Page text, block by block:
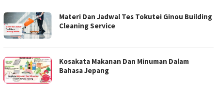
DJAFUN.COM
Materi Dan Jadwal Tes Tokutei Ginou Building
Cleaning Service
Kosakata Makanan Dan Minuman Dalam
Bahasa Jepang